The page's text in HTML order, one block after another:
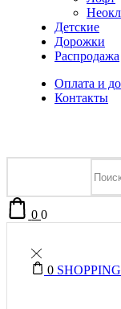
Детские
Дорожки
Распродажа
Оплата и
Контакты
00
0